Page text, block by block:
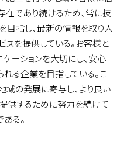
在であり続けるため、常に技
目指し、最新の情報を取り入
スを提供している。お客様と
ケーションを大切にし、安心
れる企業を目指している。こ
域の発展に寄与し、より良い
供するために努力を続けて
る。